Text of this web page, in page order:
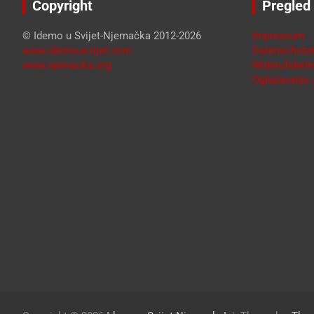
Copyright
© Idemo u Svijet-Njemačka 2012-2026
www.idemousvijet.com
www.njemacka.org
Pregled
Impressum